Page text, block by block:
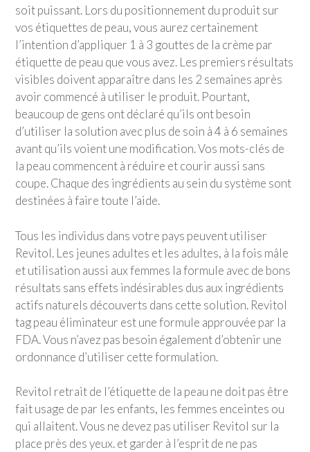
soit puissant. Lors du positionnement du produit sur
vos étiquettes de peau, vous aurez certainement
l’intention d’appliquer 1 à 3 gouttes de la crème par
étiquette de peau que vous avez. Les premiers résultats
visibles doivent apparaître dans les 2 semaines après
avoir commencé à utiliser le produit. Pourtant,
beaucoup de gens ont déclaré qu’ils ont besoin
d’utiliser la solution avec plus de soin à 4 à 6 semaines
avant qu’ils voient une modification. Vos mots-clés de
la peau commencent à réduire et courir aussi sans
coupe. Chaque des ingrédients au sein du système sont
destinées à faire toute l’aide.
Tous les individus dans votre pays peuvent utiliser
Revitol. Les jeunes adultes et les adultes, à la fois mâle
et utilisation aussi aux femmes la formule avec de bons
résultats sans effets indésirables dus aux ingrédients
actifs naturels découverts dans cette solution. Revitol
tag peau éliminateur est une formule approuvée par la
FDA. Vous n’avez pas besoin également d’obtenir une
ordonnance d’utiliser cette formulation.
Revitol retrait de l’étiquette de la peau ne doit pas être
fait usage de par les enfants, les femmes enceintes ou
qui allaitent. Vous ne devez pas utiliser Revitol sur la
place près des yeux. et garder à l’esprit de ne pas